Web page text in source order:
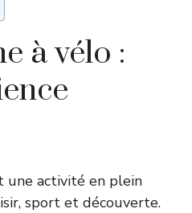
à vélo :
une activité en plein
sport et découverte.